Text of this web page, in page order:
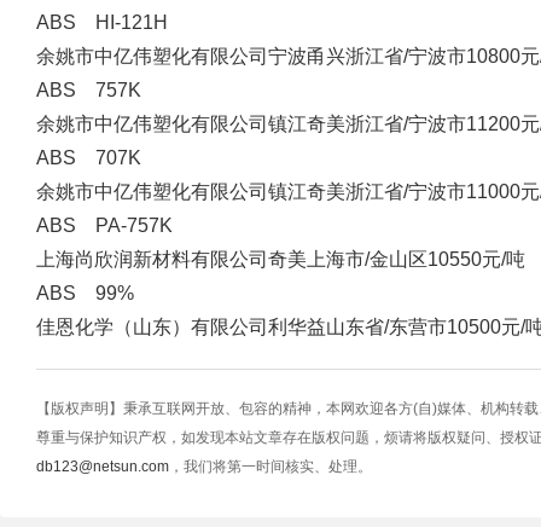
ABS HI-121H
余姚市中亿伟塑化有限公司 宁波甬兴浙江省/宁波市10800
ABS 757K
余姚市中亿伟塑化有限公司 镇江奇美浙江省/宁波市11200
ABS 707K
余姚市中亿伟塑化有限公司 镇江奇美浙江省/宁波市11000
ABS PA-757K
上海尚欣润新材料有限公司 奇美 上海市/金山区10550元/吨
ABS 99%
佳恩化学（山东）有限公司 利华益山东省/东营市10500元/
【版权声明】秉承互联网开放、包容的精神，本网欢迎各方(自)媒体、机构转
尊重与保护知识产权，如发现本站文章存在版权问题，烦请将版权疑问、授权
db123@netsun.com ，我们将第一时间核实、处理。